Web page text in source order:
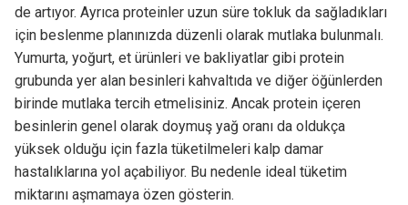
de artıyor. Ayrıca proteinler uzun süre tokluk da sağladıkları
için beslenme planınızda düzenli olarak mutlaka bulunmalı.
Yumurta, yoğurt, et ürünleri ve bakliyatlar gibi protein
grubunda yer alan besinleri kahvaltıda ve diğer öğünlerden
birinde mutlaka tercih etmelisiniz. Ancak protein içeren
besinlerin genel olarak doymuş yağ oranı da oldukça
yüksek olduğu için fazla tüketilmeleri kalp damar
hastalıklarına yol açabiliyor. Bu nedenle ideal tüketim
miktarını aşmamaya özen gösterin.